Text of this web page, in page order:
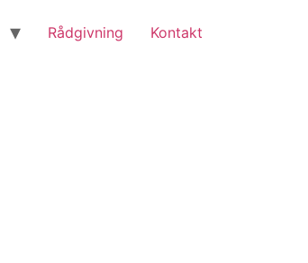
Rådgivning Kontakt